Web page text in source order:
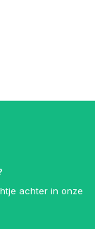
achter in onze